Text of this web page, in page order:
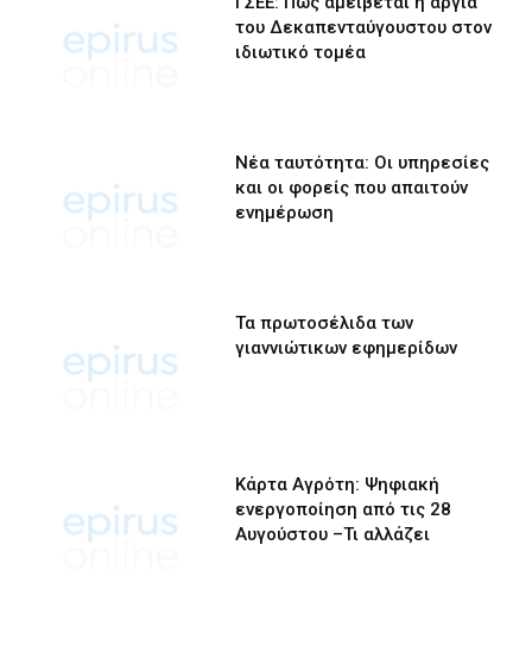
του Δεκαπενταύγουστου στον
ιδιωτικό τομέα
Νέα ταυτότητα: Οι υπηρεσίες
και οι φορείς που απαιτούν
ενημέρωση
Τα πρωτοσέλιδα των
γιαννιώτικων εφημερίδων
Κάρτα Αγρότη: Ψηφιακή
ενεργοποίηση από τις 28
Αυγούστου –Τι αλλάζει